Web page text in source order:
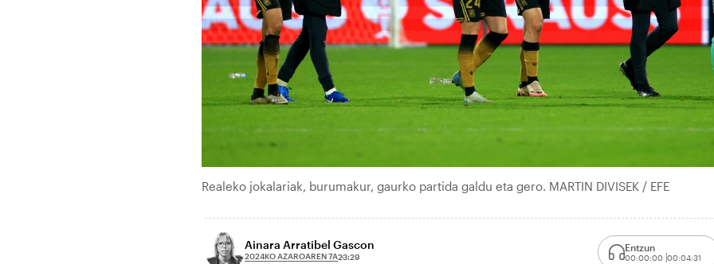
Realeko jokalariak, burumakur, gaurko partida galdu eta gero. MARTIN DIVISEK / EFE
Ainara Arratibel Gascon
2024KO AZAROAREN 7A23:29
Entzun
00:00:00 00:04:31